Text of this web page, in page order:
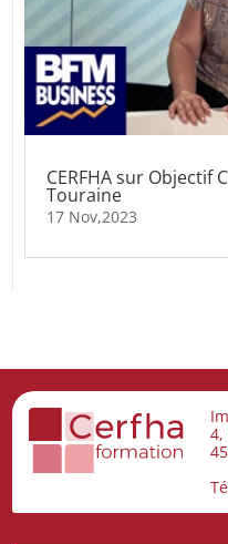
CERFHA sur Objectif
Touraine
17 Nov,2023
4,